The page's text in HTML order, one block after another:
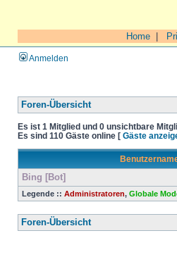
Home
Anmelden
Foren-Übersicht
Es ist 1 Mitglied und 0 unsichtbare
Es sind 110 Gäste online [ Gäste
Bing [Bot]
Legende :: Administratoren, Globale
Foren-Übersicht